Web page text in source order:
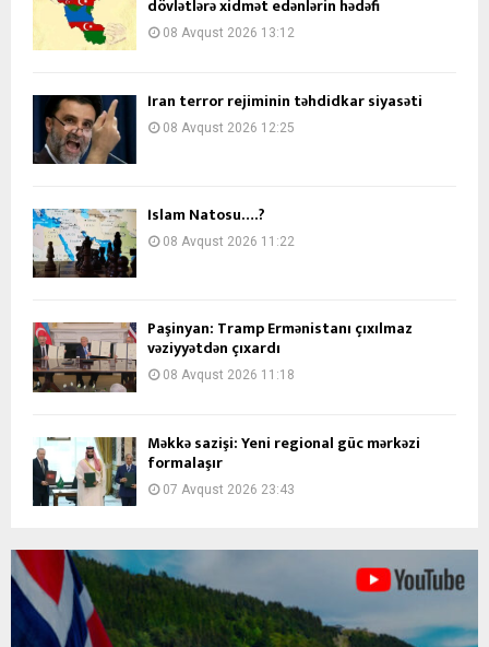
dövlətlərə xidmət edənlərin hədəfi
08 Avqust 2026 13:12
İran terror rejiminin təhdidkar siyasəti
08 Avqust 2026 12:25
İslam Natosu….?
08 Avqust 2026 11:22
Paşinyan: Tramp Ermənistanı çıxılmaz
vəziyyətdən çıxardı
08 Avqust 2026 11:18
Məkkə sazişi: Yeni regional güc mərkəzi
formalaşır
07 Avqust 2026 23:43